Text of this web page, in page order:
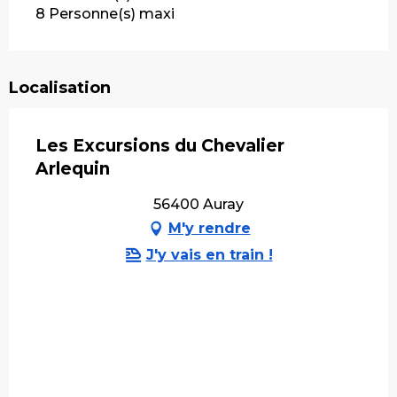
8 Personne(s) maxi
Localisation
Les Excursions du Chevalier
Arlequin
56400 Auray
M'y rendre
J'y vais en train !